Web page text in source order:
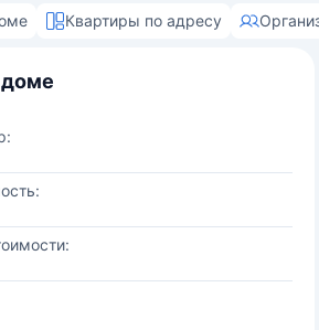
Квартиры по адресу